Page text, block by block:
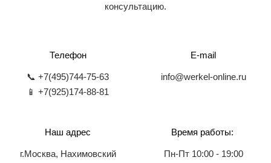
консультацию.
Телефон
📞 +7(495)744-75-63
📱 +7(925)174-88-81
E-mail
info@werkel-online.ru
Наш адрес
г.Москва, Нахимовский
Время работы:
Пн-Пт 10:00 - 19:00